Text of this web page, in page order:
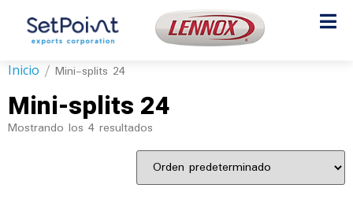
Inicio / Mini-splits 24
Mini-splits 24
Mostrando los 4 resultados